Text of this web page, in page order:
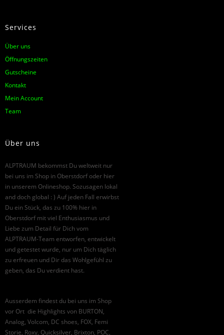
Services
Über uns
Öffnungszeiten
Gutscheine
Kontakt
Mein Account
Team
Über uns
ALPTRAUM bekommst Du weltweit nur
bei uns im Shop in Oberstdorf oder hier
in unserem Onlineshop. Sozusagen lokal
and doch global : ) Auf jeden Fall erwirbst
Du ein Stück, das zu 100% hier in
Oberstdorf mit viel Enthusiasmus und
Liebe zum Detail für Dich vom
ALPTRAUM-Team entworfen, entwickelt
und getestet wurde, nur um Dich täglich
zu erfreuen und Dir das Wohlgefühl zu
geben, das Du verdient hast.
Ausserdem findest du bei uns im Shop
vor Ort die Highlights von BURTON,
Analog, Volcom, DC shoes, FOX, Femi
Storie, Roxy, Quicksilver, Brixton, POC,